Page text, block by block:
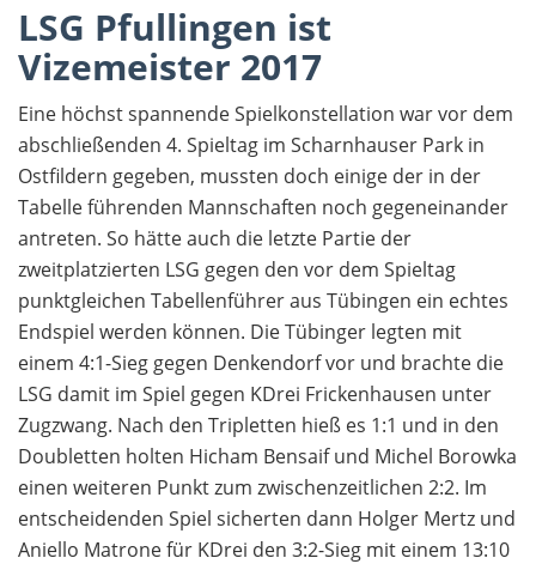
LSG Pfullingen ist
Vizemeister 2017
Eine höchst spannende Spielkonstellation war vor dem
abschließenden 4. Spieltag im Scharnhauser Park in
Ostfildern gegeben, mussten doch einige der in der
Tabelle führenden Mannschaften noch gegeneinander
antreten. So hätte auch die letzte Partie der
zweitplatzierten LSG gegen den vor dem Spieltag
punktgleichen Tabellenführer aus Tübingen ein echtes
Endspiel werden können. Die Tübinger legten mit
einem 4:1-Sieg gegen Denkendorf vor und brachte die
LSG damit im Spiel gegen KDrei Frickenhausen unter
Zugzwang. Nach den Tripletten hieß es 1:1 und in den
Doubletten holten Hicham Bensaif und Michel Borowka
einen weiteren Punkt zum zwischenzeitlichen 2:2. Im
entscheidenden Spiel sicherten dann Holger Mertz und
Aniello Matrone für KDrei den 3:2-Sieg mit einem 13:10